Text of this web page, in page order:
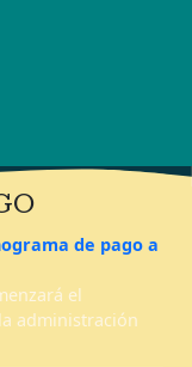
de pago a
el
administración